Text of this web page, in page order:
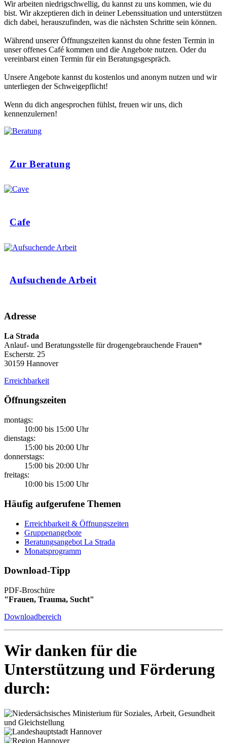
Wir arbeiten niedrigschwellig, du kannst zu uns kommen, wie du
bist. Wir akzeptieren dich in deiner Lebenssituation und unterstützen
dich dabei, herauszufinden, was die nächsten Schritte sein können.
Während unserer Öffnungszeiten kannst du ohne festen Termin in
unser offenes Café kommen und die Angebote nutzen. Oder du
vereinbarst einen Termin für ein Beratungsgespräch.
Unsere Angebote kannst du kostenlos und anonym nutzen und wir
unterliegen der Schweigepflicht!
Wenn du dich angesprochen fühlst, freuen wir uns, dich
kennenzulernen!
Zur Beratung
Cafe
Aufsuchende Arbeit
Adresse
La Strada
Anlauf- und Beratungsstelle für drogengebrauchende Frauen*
Escherstr. 25
30159 Hannover
Erreichbarkeit
Öffnungszeiten
montags:
10:00 bis 15:00 Uhr
dienstags:
15:00 bis 20:00 Uhr
donnerstags:
15:00 bis 20:00 Uhr
freitags:
10:00 bis 15:00 Uhr
Häufig aufgerufene Themen
Erreichbarkeit & Öffnungszeiten
Gruppenangebote
Beratungsangebot La Strada
Monatsprogramm
Download-Tipp
PDF-Broschüre
"Frauen, Trauma, Sucht"
Downloadbereich
Wir danken für die
Unterstützung und Förderung
durch: